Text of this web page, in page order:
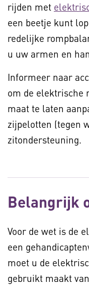
rijden met
een beetje kunt
redelijke
u uw armen en
Informeer naar
om de elektrische
maat te laten
zijpelotten (tegen
zitondersteuning.
Belangrijk
Voor de wet is de
een
moet u de
gebruikt maakt